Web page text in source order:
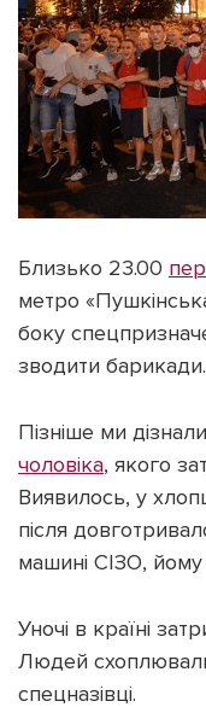
Близько 23.00
метро
боку
зводити барикади.
Пізніше ми
чоловіка, якого
Виявилось, у
після
машині СІЗО, йому
Уночі в країні
Людей
спецназівці.